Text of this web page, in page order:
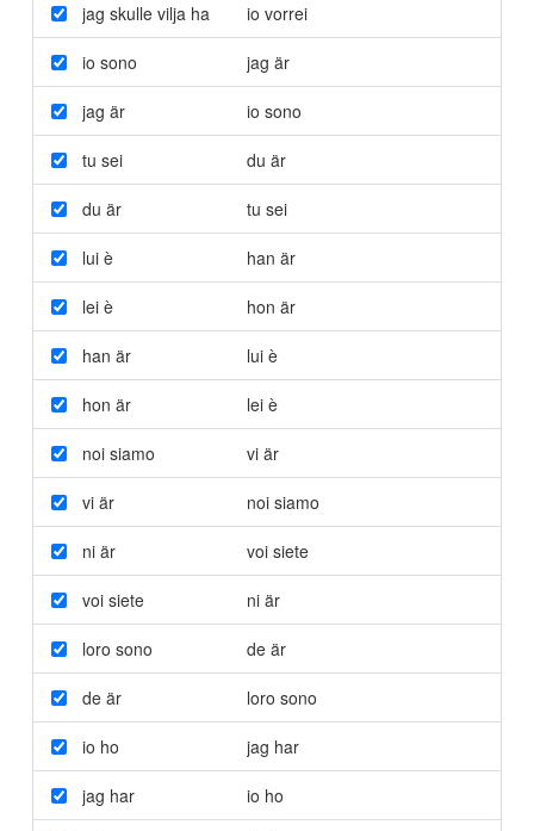
jag skulle vilja ha io vorrei
io sono jag är
jag är io sono
tu sei du är
du är tu sei
lui è han är
lei è hon är
han är lui è
hon är lei è
noi siamo vi är
vi är noi siamo
ni är voi siete
voi siete ni är
loro sono de är
de är loro sono
io ho jag har
jag har io ho